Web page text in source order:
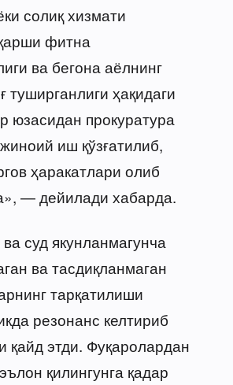
солиқ хизмати
фитна
ва бегона аёлнинг
туширганлиги ҳақидаги
юзасидан прокуратура
иш қўзғатилиб,
ҳаракатлари олиб
— дейилади хабарда.
суд якунланмагунча
ва тасдиқланмаган
тарқатилиши
резонанс келтириб
қайд этди. Фуқаролардан
қилингунга қадар